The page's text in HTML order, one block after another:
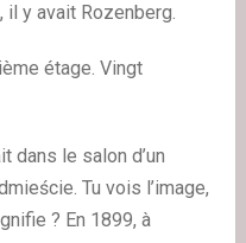
il y avait Rozenberg.
étage. Vingt
dans le salon d’un
Tu vois l’image,
? En 1899, à